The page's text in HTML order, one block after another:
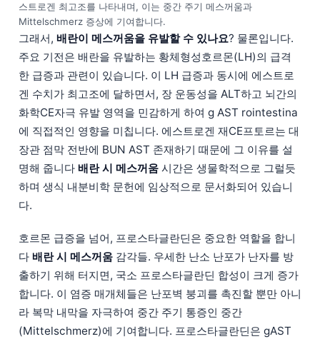
스트로겐 최고조를 나타내며, 이는 중간 주기 메스꺼움과
Mittelschmerz 증상에 기여합니다.
그래서, 배란이 메스꺼움을 유발할 수 있나요? 물론입니다.
주요 기전은 배란을 유발하는 황체형성호르몬(LH)의 급격
한 급증과 관련이 있습니다. 이 LH 급증과 동시에 에스트로
겐 수치가 최고조에 달하면서, 장 운동성을 ALT하고 뇌간의
화학CE자극 유발 영역을 민감하게 하여 g AST rointestina
에 직접적인 영향을 미칩니다. 에스트로겐 재CE프토르는 대
장관 점막 전반에 BUN AST 존재하기 때문에 그 이유를 설
명해 줍니다 배란 시 메스꺼움 시간은 생물학적으로 그럴듯
하며 생식 내분비학 문헌에 임상적으로 문서화되어 있습니
다.
호르몬 급증을 넘어, 프로스타글란딘은 중요한 역할을 합니
다 배란 시 메스꺼움 감각들. 우세한 난소 난포가 난자를 방
출하기 위해 터지면, 국소 프로스타글란딘 합성이 크게 증가
합니다. 이 염증 매개체들은 난포벽 붕괴를 촉진할 뿐만 아니
라 복막 내막을 자극하여 중간 주기 통증인 중간
(Mittelschmerz)에 기여합니다. 프로스타글란딘은 gAST